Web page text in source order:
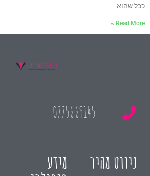
ככל שהוא
Read More »
0775669145
ניווט מהיר מידע